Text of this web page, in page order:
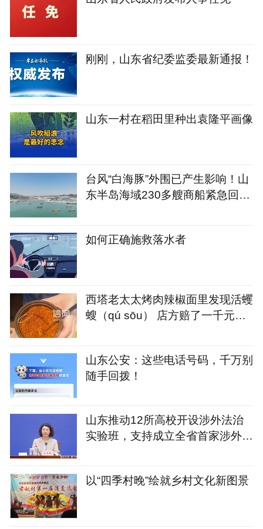
刚刚，山东省纪委监委最新通报！
山东一村在稻田里种出袁隆平画像
台风“白海豚”外围已产生影响！山
东半岛海域230多艘商船紧急回港
如何正确施救落水者
西塔老太太烤肉辣椒面里发现活蠼
螋（qú sōu） 店方赔了一千元又
山东公安：这些电话号码，千万别
随手回拨！
山东推动12所高校开设涉外法治
实验班，支持成立全省首家涉外法
以“四季村晚”绘就乡村文化新图景